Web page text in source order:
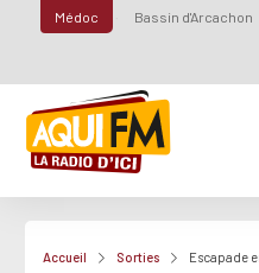
Médoc Bassin d'Arcachon
Accueil Sorties Escapade